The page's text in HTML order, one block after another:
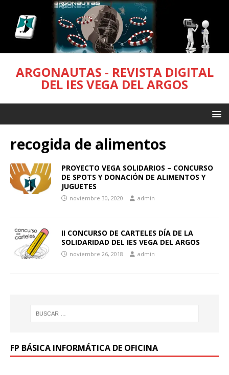
ARGONAUTAS - REVISTA DIGITAL
DEL IES VEGA DEL ARGOS
recogida de alimentos
PROYECTO VEGA SOLIDARIOS – CONCURSO
DE SPOTS Y DONACIÓN DE ALIMENTOS Y
JUGUETES
noviembre 30, 2020 admin
II CONCURSO DE CARTELES DÍA DE LA
SOLIDARIDAD DEL IES VEGA DEL ARGOS
noviembre 26, 2018 admin
FP BÁSICA INFORMÁTICA DE OFICINA